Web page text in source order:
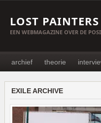
LOST PAINTERS
EEN WEBMAGAZINE OVER DE
archief theorie
EXILE ARCHIVE